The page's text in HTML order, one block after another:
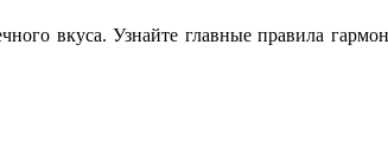
вкуса. Узнайте главные правила